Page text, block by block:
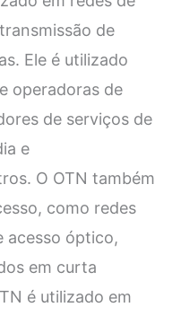
de
Ele é utilizado
operadoras de
de serviços de
e
O OTN também
como redes
acesso óptico,
em curta
é utilizado em